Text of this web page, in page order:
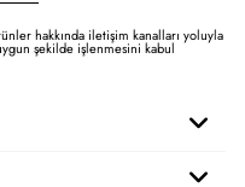
hakkında iletişim kanalları yoluyla
şekilde işlenmesini kabul